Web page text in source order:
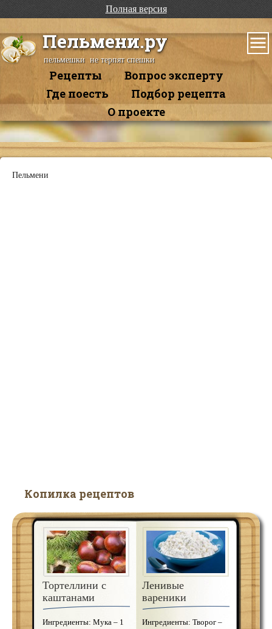
Полная версия
Пельмени.ру
пельмешки не терпят спешки
Рецепты
Вопрос эксперту
Где поесть
Подбор рецепта
О проекте
Пельмени
Копилка рецептов
Тортеллини с
каштанами
Ингредиенты: Мука – 1
Вареники со
сливами
Ингредиенты: Мука – 2,5
Ленивые
вареники
Ингредиенты: Творог –